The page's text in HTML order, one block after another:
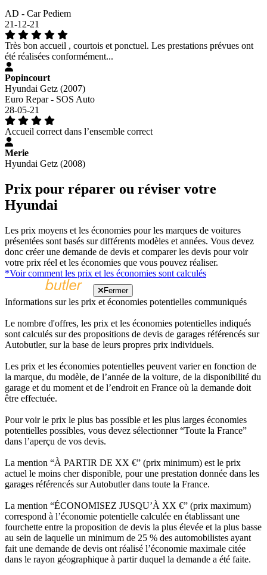
AD - Car Pediem
21-12-21
Très bon accueil , courtois et ponctuel. Les prestations prévues ont
été réalisées conformément...
Popincourt
Hyundai Getz (2007)
Euro Repar - SOS Auto
28-05-21
Accueil correct dans l’ensemble correct
Merie
Hyundai Getz (2008)
Prix pour réparer ou réviser votre
Hyundai
Les prix moyens et les économies pour les marques de voitures
présentées sont basés sur différents modèles et années. Vous devez
donc créer une demande de devis et comparer les devis pour voir
votre prix réel et les économies que vous pouvez réaliser.
*Voir comment les prix et les économies sont calculés
Fermer
Informations sur les prix et économies potentielles communiqués
Le nombre d'offres, les prix et les économies potentielles indiqués
sont calculés sur des propositions de devis de garages référencés sur
Autobutler, sur la base de leurs propres prix individuels.
Les prix et les économies potentielles peuvent varier en fonction de
la marque, du modèle, de l’année de la voiture, de la disponibilité du
garage et du moment et de l’endroit en France où la demande doit
être effectuée.
Pour voir le prix le plus bas possible et les plus larges économies
potentielles possibles, vous devez sélectionner “Toute la France”
dans l’aperçu de vos devis.
La mention “À PARTIR DE XX €” (prix minimum) est le prix
actuel le moins cher disponible, pour une prestation donnée dans les
garages référencés sur Autobutler dans toute la France.
La mention “ÉCONOMISEZ JUSQU’À XX €” (prix maximum)
correspond à l’économie potentielle calculée en établissant une
fourchette entre la proposition de devis la plus élevée et la plus basse
au sein de laquelle un minimum de 25 % des automobilistes ayant
fait une demande de devis ont réalisé l’économie maximale citée
dans le rayon géographique à partir duquel la demande a été faite.